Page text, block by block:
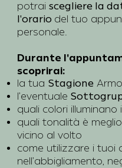
potrai scegliere la
l'orario del tuo
personale.
Durante
scoprirai:
la tua Stagione
l’eventuale
quali colori illuminano
quali tonalità è
vicino al volto
come utilizzare i tuoi
nell’abbigliamento,